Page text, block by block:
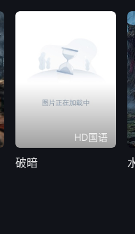
HD国语
破暗